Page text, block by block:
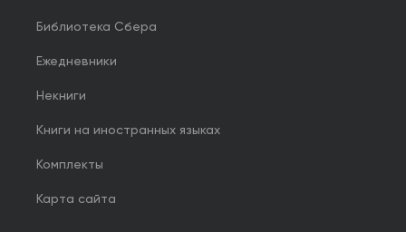
Библиотека Сбера
Ежедневники
Некниги
Книги на иностранных языках
Комплекты
Карта сайта